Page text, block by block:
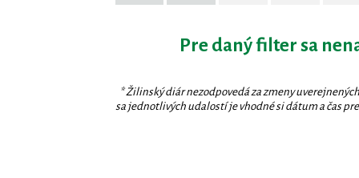
Pre daný filter sa
* Žilinský diár nezodpovedá za zmeny
sa jednotlivých udalostí je vhodné si dátum a čas